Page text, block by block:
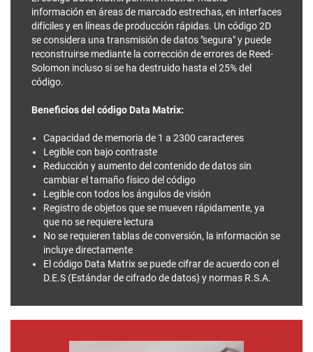
información en áreas de marcado estrechas, en interfaces
difíciles y en líneas de producción rápidas. Un código 2D
se considera una transmisión de datos "segura" y puede
reconstruirse mediante la corrección de errores de Reed-
Solomon incluso si se ha destruido hasta el 25% del
código.
Beneficios del código Data Matrix:
Capacidad de memoria de 1 a 2300 caracteres
Legible con bajo contraste
Reducción y aumento del contenido de datos sin
cambiar el tamaño físico del código
Legible con todos los ángulos de visión
Registro de objetos que se mueven rápidamente, ya
que no se requiere lectura
No se requieren tablas de conversión, la información se
incluye directamente
El código Data Matrix se puede cifrar de acuerdo con el
D.E.S (Estándar de cifrado de datos) y normas R.S.A.